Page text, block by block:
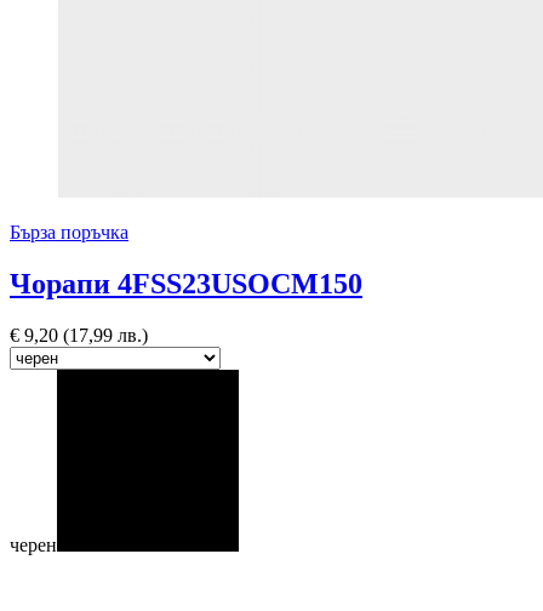
Бърза поръчка
Чорапи 4FSS23USOCM150
€ 9,20 (17,99 лв.)
черен